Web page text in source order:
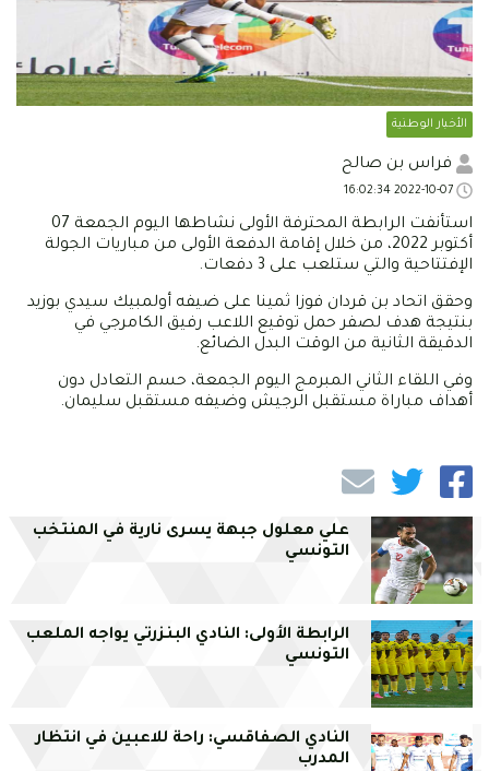
الأخبار الوطنية
فراس بن صالح
استأنفت الرابطة المحترفة الأولى نشاطها اليوم الجمعة 07
أكتوبر 2022، من خلال إقامة الدفعة الأولى من مباريات الجولة
الإفتتاحية والتي ستلعب على 3 دفعات.
وحقق اتحاد بن قردان فوزا ثمينا على ضيفه أولمبيك سيدي بوزيد
بنتيجة هدف لصفر حمل توقيع اللاعب رفيق الكامرجي في
الدقيقة الثانية من الوقت البدل الضائع.
وفي اللقاء الثاني المبرمج اليوم الجمعة، حسم التعادل دون
أهداف مباراة مستقبل الرجيش وضيفه مستقبل سليمان.
علي معلول جبهة يسرى نارية في المنتخب
التونسي
الرابطة الأولى: النادي البنزرتي يواجه الملعب
التونسي
النادي الصفاقسي: راحة للاعبين في انتظار
المدرب